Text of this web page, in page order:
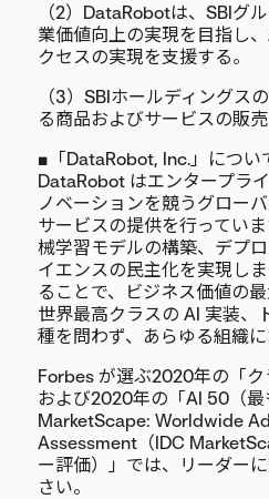
（2）DataRobotは、SBIグ
業価値向上の実現を目指し
クセスの実現を支援する。
（3）SBIホールディング
る商品およびサービスの販
■「DataRobot, Inc.」につい
DataRobot はエンタープラ
ノベーションを競うグロー
サービスの提供を行ってい
械学習モデルの構築、デプ
イエンスの民主化を実現し
ることで、ビジネス価値の
世界最高クラスの AI 実装、
種を問わず、あらゆる組織
Forbes が選ぶ2020年の「
および2020年の「AI 50（
MarketScape: Worldwide
Assessment（IDC
ー評価）」では、リーダー
さい。